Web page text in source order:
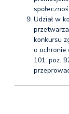
Udział w
konkursu
o ochronie
101, poz.